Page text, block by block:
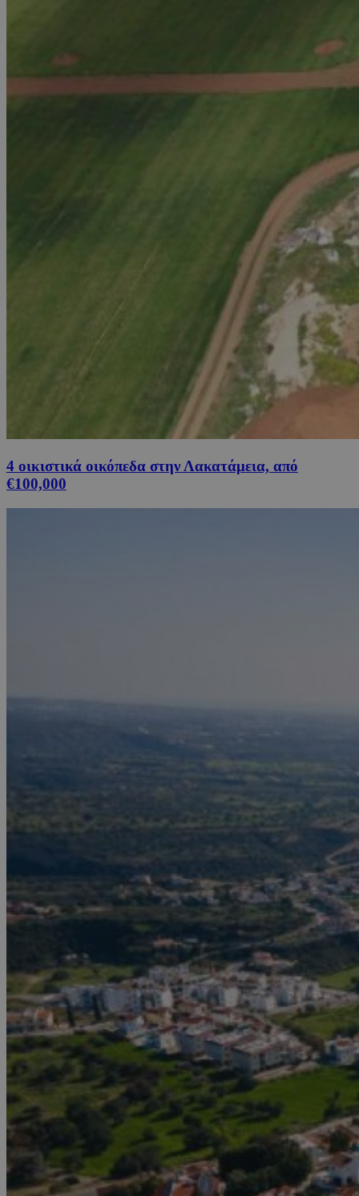
4 οικιστικά οικόπεδα στην Λακατάμεια, από
€100,000